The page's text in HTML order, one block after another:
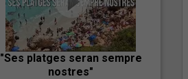
"Ses platges seran sempre
nostres"